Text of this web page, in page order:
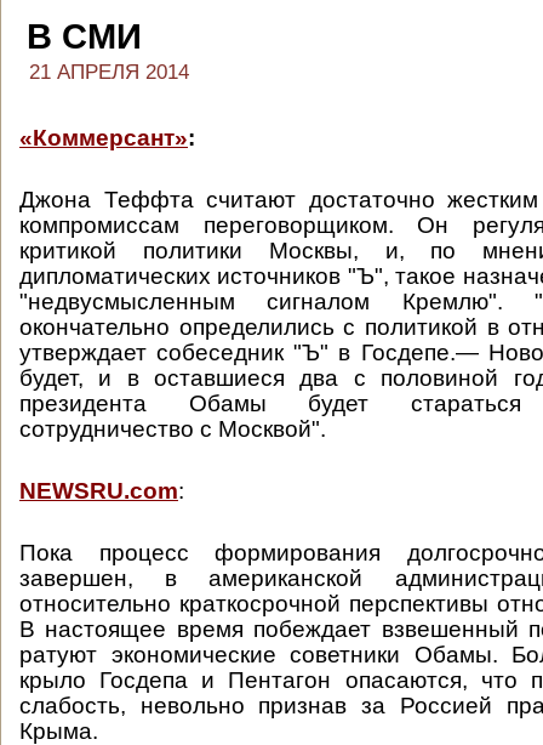
В СМИ
21 АПРЕЛЯ 2014
«Коммерсант»:
Джона Теффта считают достаточно
компромиссам переговорщиком. Он
критикой политики Москвы, и, по
дипломатических источников "Ъ", такое
"недвусмысленным сигналом
окончательно определились с политикой в
утверждает собеседник "Ъ" в Госдепе.—
будет, и в оставшиеся два с половиной
президента Обамы будет стараться
сотрудничество с Москвой".
NEWSRU.com:
Пока процесс формирования
завершен, в американской
относительно краткосрочной перспективы
В настоящее время побеждает взвешенный
ратуют экономические советники Обамы.
крыло Госдепа и Пентагон опасаются, что
слабость, невольно признав за Россией
Крыма.